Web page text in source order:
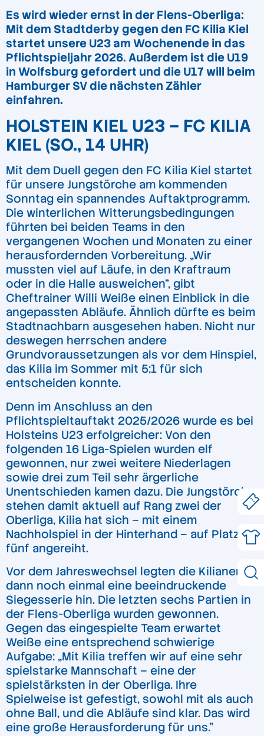
Es wird wieder ernst in der Flens-Oberliga:
Mit dem Stadtderby gegen den FC Kilia Kiel
startet unsere U23 am Wochenende in das
Pflichtspieljahr 2026. Außerdem ist die U19
in Wolfsburg gefordert und die U17 will beim
Hamburger SV die nächsten Zähler
einfahren.
HOLSTEIN KIEL U23 – FC KILIA
KIEL (SO., 14 UHR)
Mit dem Duell gegen den FC Kilia Kiel startet
für unsere Jungstörche am kommenden
Sonntag ein spannendes Auftaktprogramm.
Die winterlichen Witterungsbedingungen
führten bei beiden Teams in den
vergangenen Wochen und Monaten zu einer
herausfordernden Vorbereitung. „Wir
mussten viel auf Läufe, in den Kraftraum
oder in die Halle ausweichen“, gibt
Cheftrainer Willi Weiße einen Einblick in die
angepassten Abläufe. Ähnlich dürfte es beim
Stadtnachbarn ausgesehen haben. Nicht nur
deswegen herrschen andere
Grundvoraussetzungen als vor dem Hinspiel,
das Kilia im Sommer mit 5:1 für sich
entscheiden konnte.
Denn im Anschluss an den
Pflichtspieltauftakt 2025/2026 wurde es bei
Holsteins U23 erfolgreicher: Von den
folgenden 16 Liga-Spielen wurden elf
gewonnen, nur zwei weitere Niederlagen
sowie drei zum Teil sehr ärgerliche
Unentschieden kamen dazu. Die Jungstörche
stehen damit aktuell auf Rang zwei der
Oberliga, Kilia hat sich – mit einem
Nachholspiel in der Hinterhand – auf Platz
fünf angereiht.
Vor dem Jahreswechsel legten die Kilianer
dann noch einmal eine beeindruckende
Siegesserie hin. Die letzten sechs Partien in
der Flens-Oberliga wurden gewonnen.
Gegen das eingespielte Team erwartet
Weiße eine entsprechend schwierige
Aufgabe: „Mit Kilia treffen wir auf eine sehr
spielstarke Mannschaft – eine der
spielstärksten in der Oberliga. Ihre
Spielweise ist gefestigt, sowohl mit als auch
ohne Ball, und die Abläufe sind klar. Das wird
eine große Herausforderung für uns.”